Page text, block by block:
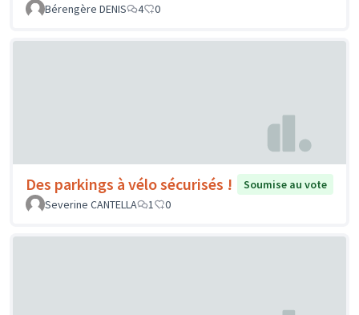
Bérengère DENIS
4 0
Des parkings à vélo sécurisés !
Soumise au vote
Severine CANTELLA
1 0